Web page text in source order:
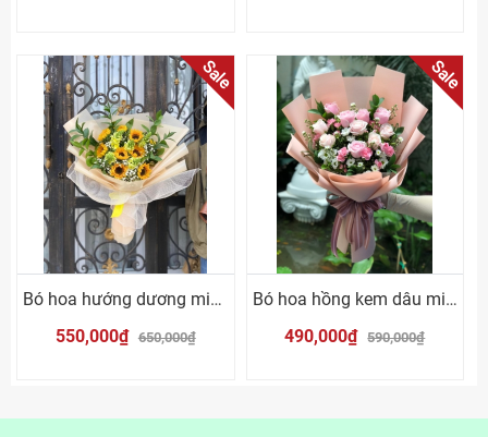
Sale
Bó hoa hướng dương mix mõm sói vàng
550,000₫ 650,000₫
Sale
Bó hoa hồng kem dâu mix cúc trắng
490,000₫ 590,000₫